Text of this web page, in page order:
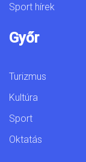
Sport hírek
Győr
Turizmus
Kultúra
Sport
Oktatás